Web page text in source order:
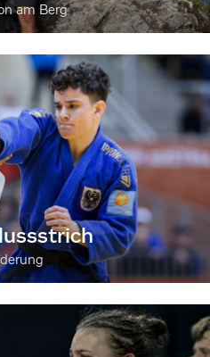
am Berg